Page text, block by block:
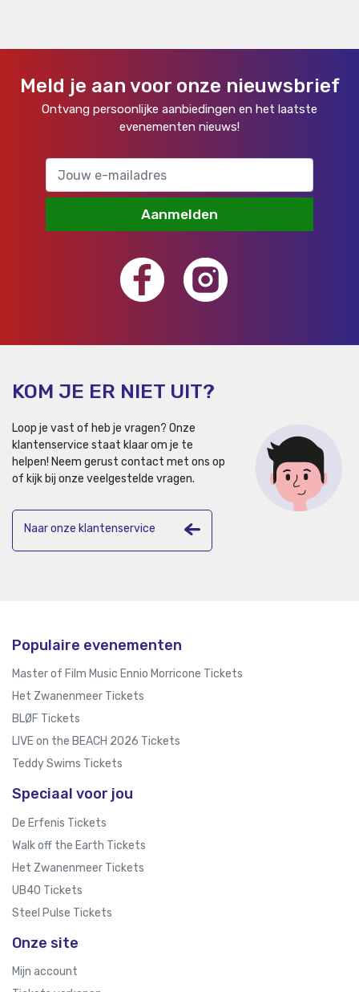
Meld je aan voor onze nieuwsbrief
Ontvang persoonlijke aanbiedingen en het laatste
evenementen nieuws!
Aanmelden
KOM JE ER NIET UIT?
Loop je vast of heb je vragen? Onze
klantenservice staat klaar om je te
helpen! Neem gerust contact met ons op
of kijk bij onze veelgestelde vragen.
Naar onze klantenservice
Populaire evenementen
Master of Film Music Ennio Morricone Tickets
Het Zwanenmeer Tickets
BLØF Tickets
LIVE on the BEACH 2026 Tickets
Teddy Swims Tickets
Speciaal voor jou
De Erfenis Tickets
Walk off the Earth Tickets
Het Zwanenmeer Tickets
UB40 Tickets
Steel Pulse Tickets
Onze site
Mijn account